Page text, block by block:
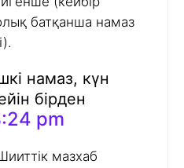
батқанша намаз
намаз, күн
бірден
pm
мазхаб